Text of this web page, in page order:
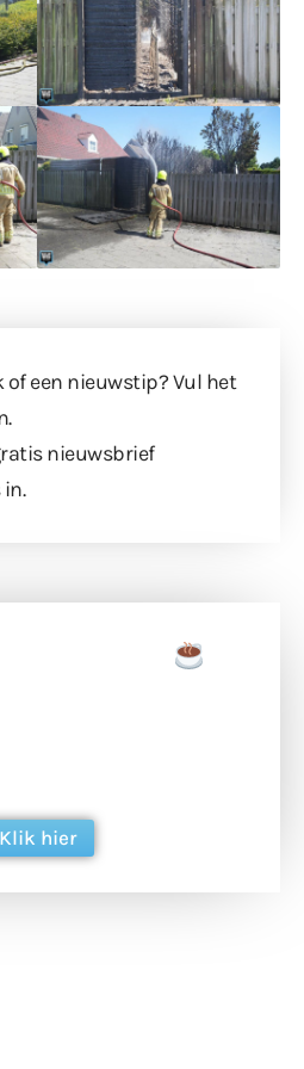
of een nieuwstip? Vul het
nieuwsbrief
in.
Klik hier